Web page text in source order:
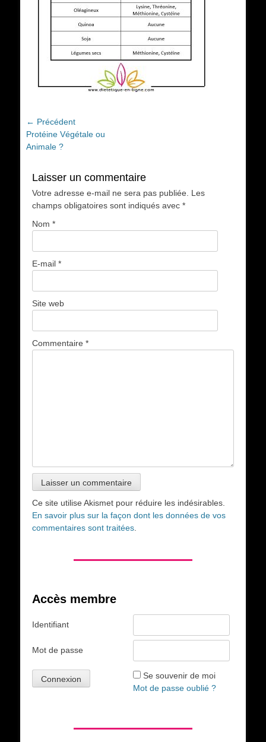
Navigation
de
l’article
← Précédent
Article
précédent :
Protéine Végétale ou
Animale ?
Laisser un commentaire
Votre adresse e-mail ne sera pas publiée.
Les
champs obligatoires sont indiqués avec *
Nom *
E-mail *
Site web
Commentaire *
Ce site utilise Akismet pour réduire les indésirables.
En savoir plus sur la façon dont les données de vos
commentaires sont traitées
Accès membre
Identifiant
Mot de passe
Se souvenir de moi
Mot de passe oublié ?